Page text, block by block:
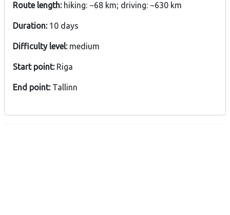
Route length:hiking: ~68 km; driving: ~630 km
Duration:10 days
Difficulty level:medium
Start point:Riga
End point:Tallinn